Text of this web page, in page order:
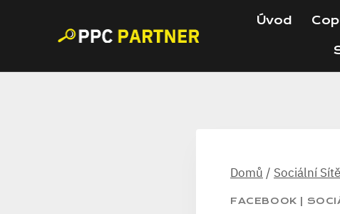
Úvod
Domů / Sociální Sítě
FACEBOOK